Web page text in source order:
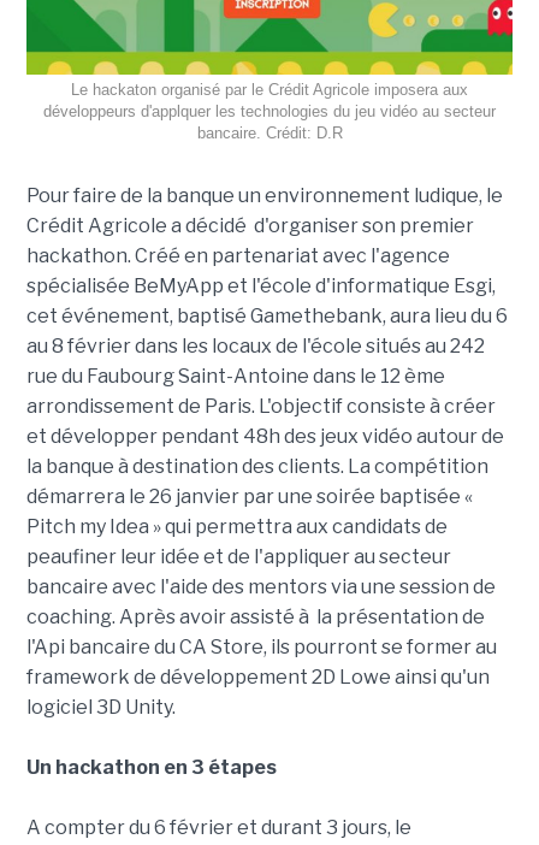
Le hackaton organisé par le Crédit Agricole imposera aux
développeurs d'applquer les technologies du jeu vidéo au secteur
bancaire. Crédit: D.R
Pour faire de la banque un environnement ludique, le
Crédit Agricole a décidé d'organiser son premier
hackathon. Créé en partenariat avec l'agence
spécialisée BeMyApp et l'école d'informatique Esgi,
cet événement, baptisé Gamethebank, aura lieu du 6
au 8 février dans les locaux de l'école situés au 242
rue du Faubourg Saint-Antoine dans le 12 ème
arrondissement de Paris. L'objectif consiste à créer
et développer pendant 48h des jeux vidéo autour de
la banque à destination des clients. La compétition
démarrera le 26 janvier par une soirée baptisée «
Pitch my Idea » qui permettra aux candidats de
peaufiner leur idée et de l'appliquer au secteur
bancaire avec l'aide des mentors via une session de
coaching. Après avoir assisté à la présentation de
l'Api bancaire du CA Store, ils pourront se former au
framework de développement 2D Lowe ainsi qu'un
logiciel 3D Unity.
Un hackathon en 3 étapes
A compter du 6 février et durant 3 jours, le